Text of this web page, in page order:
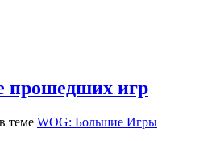
прошедших игр
теме WOG: Большие Игры